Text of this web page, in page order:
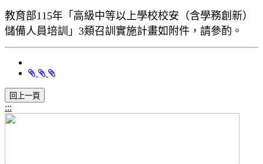
教育部115年「高級中等以上學校校安（含學務創新）
儲備人員培訓」3類召訓實施計畫如附件，請參酌。
:::